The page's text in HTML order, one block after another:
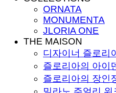
ORNATA
MONUMENTA
JLORIA ONE
THE MAISON
디자이너 즐로리
즐로리아의 아이
즐로리아의 장인